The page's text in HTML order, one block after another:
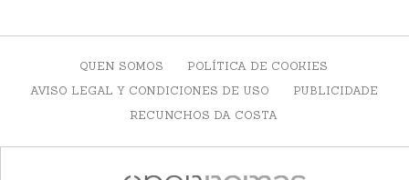
QUEN SOMOS
POLÍTICA DE COOKIES
AVISO LEGAL Y CONDICIONES DE USO
PUBLICIDADE
RECUNCHOS DA COSTA